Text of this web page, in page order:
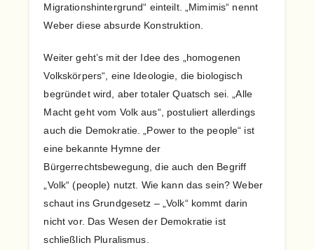
Migrationshintergrund“ einteilt. „Mimimis“ nennt
Weber diese absurde Konstruktion.
Weiter geht’s mit der Idee des „homogenen
Volkskörpers“, eine Ideologie, die biologisch
begründet wird, aber totaler Quatsch sei. „Alle
Macht geht vom Volk aus“, postuliert allerdings
auch die Demokratie. „Power to the people“ ist
eine bekannte Hymne der
Bürgerrechtsbewegung, die auch den Begriff
„Volk“ (people) nutzt. Wie kann das sein? Weber
schaut ins Grundgesetz – „Volk“ kommt darin
nicht vor. Das Wesen der Demokratie ist
schließlich Pluralismus.